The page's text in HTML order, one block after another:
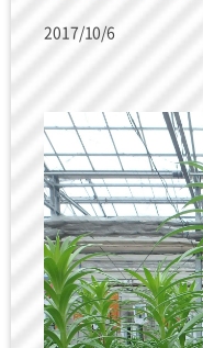
2017/10/6